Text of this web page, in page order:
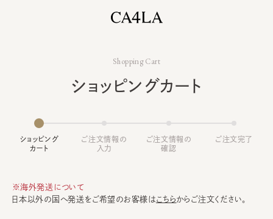
Shopping Cart
ショッピングカート
ショッピング
カート
ご注文情報の
入力
ご注文情報の
確認
ご注文完了
※海外発送について
日本以外の国へ発送をご希望のお客様はこちらからご注文ください。